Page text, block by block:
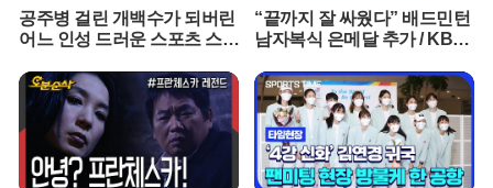
으로써 스마트홈 시장의 판도를 바꿀 수 있을지 주목하고 있다.오픈AI
는 이번 하드웨어 출시를 통해 챗GPT 생태계를 현실 세계로 확장하
함으로써 구글이나 아마존이 선점한 스마트 스피커 시장에 새로운 기
준을 제시하겠다는 포부다. 애플과의 법적 갈등이 변수로 남아있지
만, 조니 아이브의 감각과 오픈AI의 기술력이 결합한 결과물에 전 세
계 IT 업계의 시선이 집중되고 있다. 하드웨어 개발 조직을 강화한 오
픈AI의 행보는 인공지능 기업의 새로운 생존 전략을 보여주는 사례가
공주병 걸린 개백수가 되버린
어느 인성 드러운 스포츠 스타
영화]
“끝까지 잘 싸웠다” 배드민턴
남자복식 은메달 추가 / KBS